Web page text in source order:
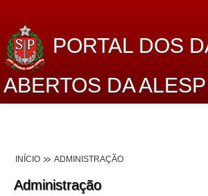
PORTAL DOS
ABERTOS DA ALESP
Dados Abertos Alesp
INÍCIO ADMINISTRAÇÃO
Administração